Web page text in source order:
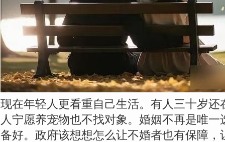
现在年轻人更看重自己生活。有人三十岁
人宁愿养宠物也不找对象。婚姻不再是唯
备好。政府该想想怎么让不婚者也有保障